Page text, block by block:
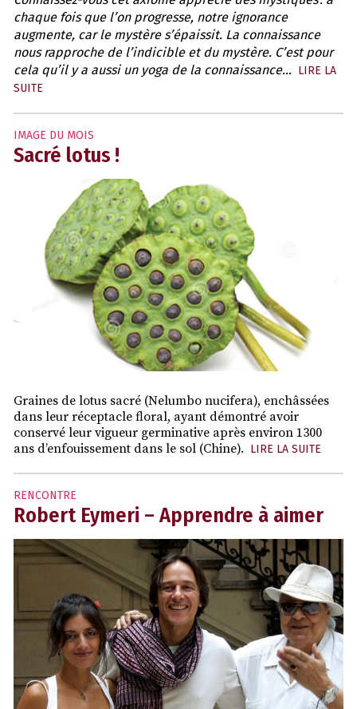
chaque fois que l’on progresse, notre ignorance
augmente, car le mystère s’épaissit. La connaissance
nous rapproche de l’indicible et du mystère. C’est pour
cela qu’il y a aussi un yoga de la connaissance… LIRE LA
SUITE
IMAGE DU MOIS
Sacré lotus !
Graines de lotus sacré (Nelumbo nucifera), enchâssées
dans leur réceptacle floral, ayant démontré avoir
conservé leur vigueur germinative après environ 1300
ans d’enfouissement dans le sol (Chine). LIRE LA SUITE
RENCONTRE
Robert Eymeri – Apprendre à aimer